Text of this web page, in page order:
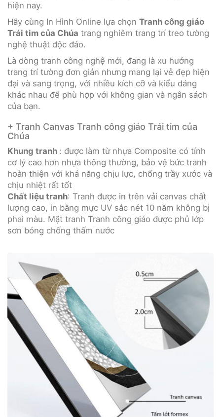
hiện nay.
Hãy cùng In Hình Online lựa chọn Tranh công giáo
Trái tim của Chúa trang nghiêm trang trí treo tường
nghệ thuật độc đáo.
Là dòng tranh công nghệ mới, đang là xu hướng
trang trí tường đơn giản nhưng mang lại vẻ đẹp hiện
đại và sang trọng, với nhiều kích cỡ và kiểu dáng
khác nhau để phù hợp với không gian và ngân sách
của bạn.
+ Tranh Canvas Tranh công giáo Trái tim của
Chúa
Khung tranh : được làm từ nhựa Composite có tính
cơ lý cao hơn nhựa thông thường, bảo vệ bức tranh
hoàn thiện với khả năng chịu lực, chống trầy xước và
chịu nhiệt rất tốt
Chất liệu tranh: Tranh được in trên vải canvas chất
lượng cao, in bằng mực UV sắc nét 10 năm không bị
phai màu. Mặt tranh Tranh công giáo được phủ lớp
sơn bóng chống thấm nước